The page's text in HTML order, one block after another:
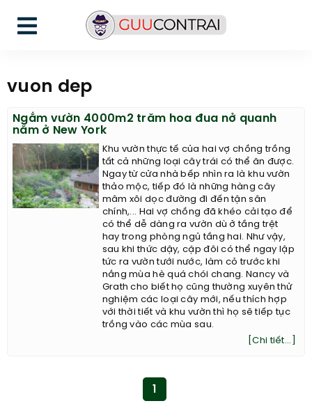
vuon dep
Ngắm vườn 4000m2 trăm hoa đua nở quanh
năm ở New York
Khu vườn thực tế của hai vợ chồng trồng
tất cả những loại cây trái có thể ăn được.
Ngay từ cửa nhà bếp nhìn ra là khu vườn
thảo mộc, tiếp đó là những hàng cây
mâm xôi dọc đường đi đến tận sân
chính,... Hai vợ chồng đã khéo cải tạo để
có thể dễ dàng ra vườn dù ở tầng trệt
hay trong phòng ngủ tầng hai. Như vậy,
sau khi thức dậy, cặp đôi có thể ngay lập
tức ra vườn tưới nước, làm cỏ trước khi
nắng mùa hè quá chói chang. Nancy và
Grath cho biết họ cũng thường xuyên thử
nghiệm các loại cây mới, nếu thích hợp
với thời tiết và khu vườn thì họ sẽ tiếp tục
trồng vào các mùa sau.
[Chi tiết...]